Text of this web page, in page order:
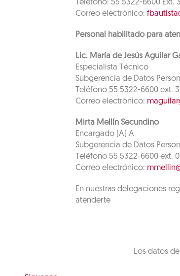
Teléfono: 55 5322-6600 Ext.
Correo electrónico:
Personal habilitado para
Lic. María de Jesús Aguilar
Especialista Técnico
Subgerencia de Datos
Teléfono 55 5322-6600 ext.
Correo electrónico:
Mirta Mellín Secundino
Encargado (A) A
Subgerencia de Datos
Teléfono 55 5322-6600 ext.
Correo electrónico:
En nuestras delegaciones
atenderte
Los datos